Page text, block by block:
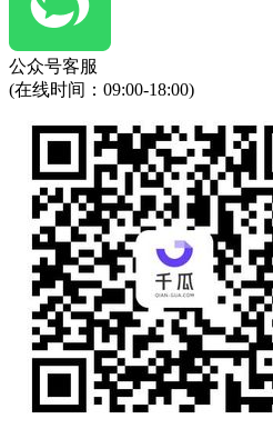
公众号客服
(在线时间： 09:00-18:00)